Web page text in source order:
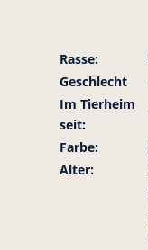
Rasse:
Geschlecht
Im Tierheim
seit:
Farbe:
Alter: